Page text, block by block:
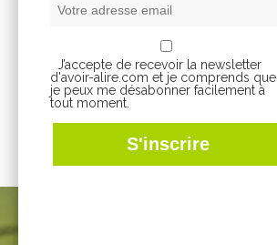
J’accepte de recevoir la newsletter
d'avoir-alire.com et je comprends que
je peux me désabonner facilement à
tout moment.